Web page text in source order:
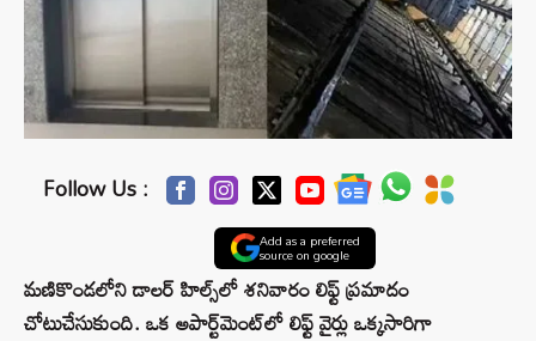
Follow Us :
Add as a preferred
source on google
మణికొండలోని డాలర్ హిల్స్‌లో శనివారం లిఫ్ట్ ప్రమాదం
చోటుచేసుకుంది. ఒక అపార్ట్‌మెంట్‌లో లిఫ్ట్ వైర్లు ఒక్కసారిగా